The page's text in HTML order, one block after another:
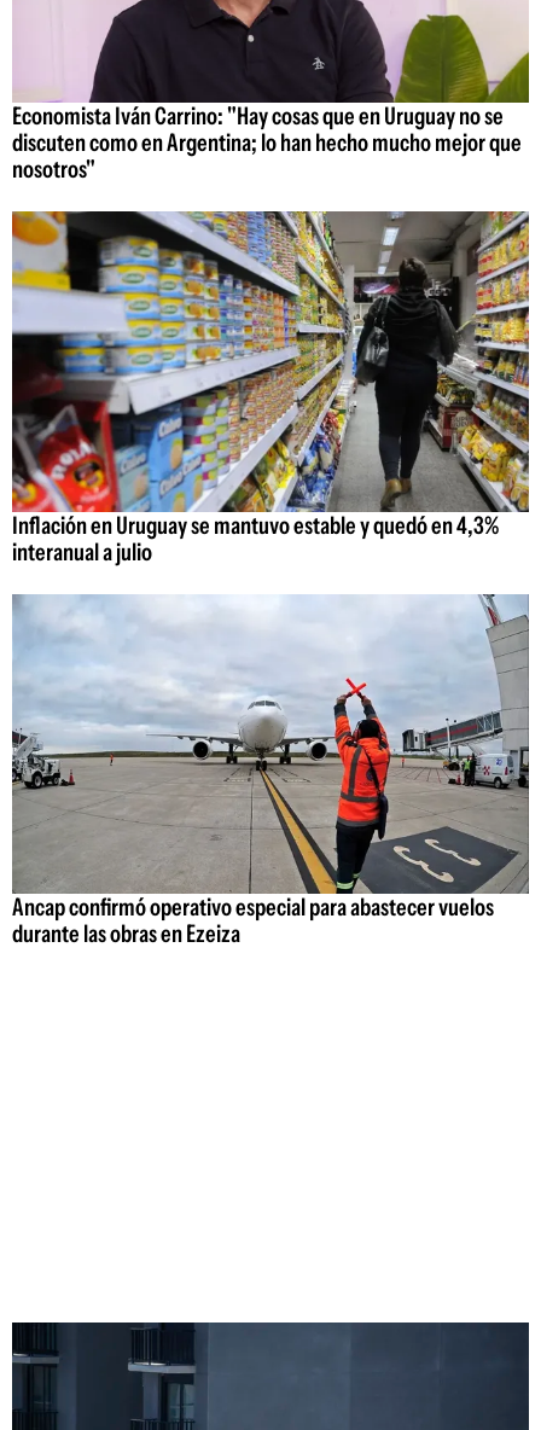
Economista Iván Carrino: "Hay cosas que en Uruguay no se
discuten como en Argentina; lo han hecho mucho mejor que
nosotros"
Inflación en Uruguay se mantuvo estable y quedó en 4,3%
interanual a julio
Ancap confirmó operativo especial para abastecer vuelos
durante las obras en Ezeiza